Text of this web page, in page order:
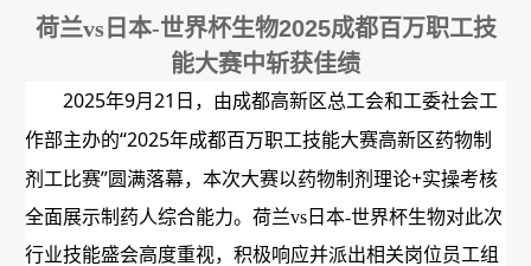
荷兰vs日本-世界杯生物2025成都百万职工技
能大赛中斩获佳绩
2025年9月 21 日，由成都高新区总工会和工委社会工
作部主办的“2025年成都百万职工技能大赛高新区药物制
剂工比赛”圆满落幕，本次大赛以药物制剂理论+实操考核
全面展示制药人综合能力。荷兰vs日本-世界杯生物对此次
行业技能盛会高度重视，积极响应并派出相关岗位员工组